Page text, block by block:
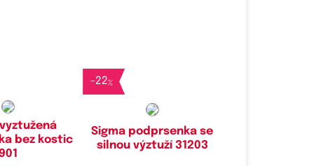
bez kostic
-22%
Sigma podprsenka se
silnou výztuží 31203